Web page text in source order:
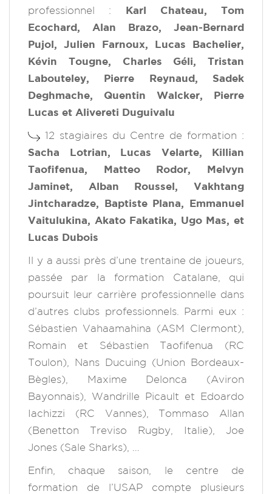
professionnel : Karl Chateau, Tom
Ecochard, Alan Brazo, Jean-Bernard
Pujol, Julien Farnoux, Lucas Bachelier,
Kévin Tougne, Charles Géli, Tristan
Labouteley, Pierre Reynaud, Sadek
Deghmache, Quentin Walcker, Pierre
Lucas et Alivereti Duguivalu
12 stagiaires du Centre de formation :
Sacha Lotrian, Lucas Velarte, Killian
Taofifenua, Matteo Rodor, Melvyn
Jaminet, Alban Roussel, Vakhtang
Jintcharadze, Baptiste Plana, Emmanuel
Vaitulukina, Akato Fakatika, Ugo Mas, et
Lucas Dubois
Il y a aussi près d’une trentaine de joueurs,
passée par la formation Catalane, qui
poursuit leur carrière professionnelle dans
d’autres clubs professionnels. Parmi eux :
Sébastien Vahaamahina (ASM Clermont),
Romain et Sébastien Taofifenua (RC
Toulon), Nans Ducuing (Union Bordeaux-
Bègles), Maxime Delonca (Aviron
Bayonnais), Wandrille Picault et Edoardo
Iachizzi (RC Vannes), Tommaso Allan
(Benetton Treviso Rugby, Italie), Joe
Jones (Sale Sharks), …
Enfin, chaque saison, le centre de
formation de l’USAP compte plusieurs